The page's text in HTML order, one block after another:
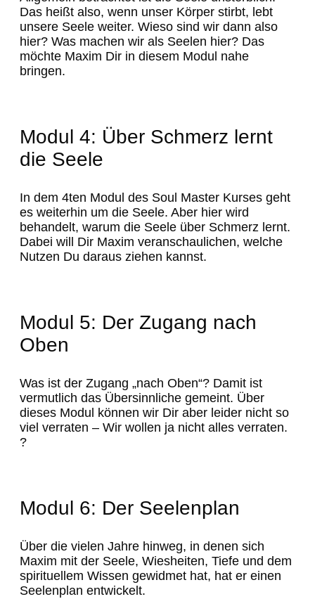
Das heißt also, wenn unser Körper stirbt, lebt
unsere Seele weiter. Wieso sind wir dann also
hier? Was machen wir als Seelen hier? Das
möchte Maxim Dir in diesem Modul nahe
bringen.
Modul 4: Über Schmerz lernt
die Seele
In dem 4ten Modul des Soul Master Kurses geht
es weiterhin um die Seele. Aber hier wird
behandelt, warum die Seele über Schmerz lernt.
Dabei will Dir Maxim veranschaulichen, welche
Nutzen Du daraus ziehen kannst.
Modul 5: Der Zugang nach
Oben
Was ist der Zugang „nach Oben“? Damit ist
vermutlich das Übersinnliche gemeint. Über
dieses Modul können wir Dir aber leider nicht so
viel verraten – Wir wollen ja nicht alles verraten.
?
Modul 6: Der Seelenplan
Über die vielen Jahre hinweg, in denen sich
Maxim mit der Seele, Wiesheiten, Tiefe und dem
spirituellem Wissen gewidmet hat, hat er einen
Seelenplan entwickelt.